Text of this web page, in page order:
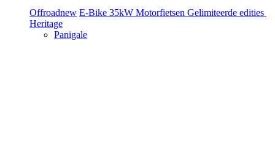
Offroadnew E-Bike 35kW Motorfietsen Gelimiteerde edities
Heritage
Panigale